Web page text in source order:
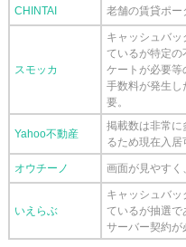
CHINTAI 老舗の賃貸ポー
スモッカ
キャッシュバ
ているが特定の
ケートが必要等
手数料が発生し
要。
Yahoo不動産
掲載数は非常に
るため現在入居
オウチーノ 画面が見やすく
いえらぶ
キャッシュバ
ているが抽選で
サーバー契約が